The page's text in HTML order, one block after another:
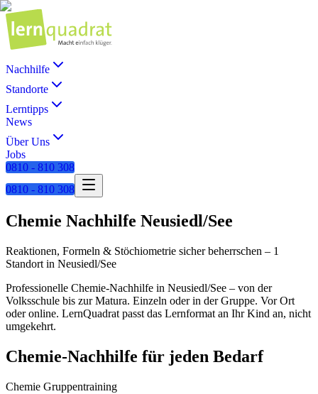
Nachhilfe
Standorte
Lerntipps
News
Über Uns
Jobs
0810 - 810 308
0810 - 810 308
Chemie Nachhilfe Neusiedl/See
Reaktionen, Formeln & Stöchiometrie sicher beherrschen – 1
Standort in Neusiedl/See
Professionelle Chemie-Nachhilfe in Neusiedl/See – von der
Volksschule bis zur Matura. Einzeln oder in der Gruppe. Vor Ort
oder online. LernQuadrat passt das Lernformat an Ihr Kind an, nicht
umgekehrt.
Chemie-Nachhilfe für jeden Bedarf
Chemie Gruppentraining